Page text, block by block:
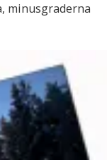
minusgraderna